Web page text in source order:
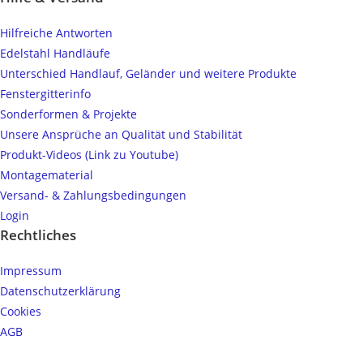
Hilfreiche Antworten
Edelstahl Handläufe
Unterschied Handlauf, Geländer und weitere Produkte
Fenstergitterinfo
Sonderformen & Projekte
Unsere Ansprüche an Qualität und Stabilität
Produkt-Videos (Link zu Youtube)
Montagematerial
Versand- & Zahlungsbedingungen
Login
Rechtliches
Impressum
Datenschutzerklärung
Cookies
AGB